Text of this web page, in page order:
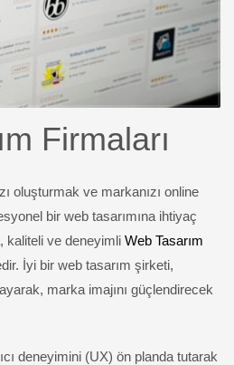
Firmaları
oluşturmak ve markanızı online
bir web tasarımına ihtiyaç
kaliteli ve deneyimli Web Tasarım
İyi bir web tasarım şirketi,
marka imajını güçlendirecek
deneyimini (UX) ön planda tutarak